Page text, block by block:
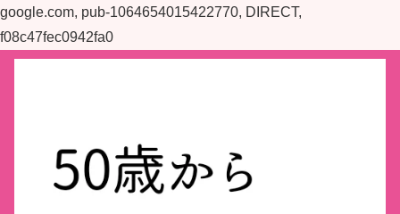
google.com, pub-1064654015422770, DIRECT,
f08c47fec0942fa0